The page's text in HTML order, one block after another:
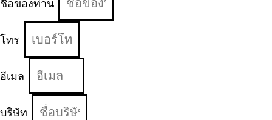
ชื่อของท่าน
โทร
อีเมล
บริษัท